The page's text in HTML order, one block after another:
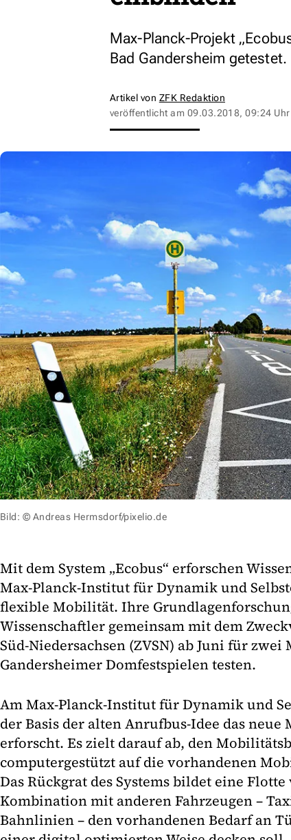
Max-Planck-Projekt
Bad Gandersheim getestet.
Artikel von ZFK Redaktion
veröffentlicht am 09.03.2018, 09:24 Uhr
Bild: © Andreas Hermsdorf/pixelio.de
Mit dem System „Ecobus“ erforschen
Max-Planck-Institut für Dynamik und
flexible Mobilität. Ihre
Wissenschaftler gemeinsam mit dem
Süd-Niedersachsen (ZVSN) ab Juni für zwei
Gandersheimer Domfestspielen testen.
Am Max-Planck-Institut für Dynamik und
der Basis der alten Anrufbus-Idee das
erforscht. Es zielt darauf ab, den
computergestützt auf die vorhandenen
Das Rückgrat des Systems bildet eine
Kombination mit anderen Fahrzeugen –
Bahnlinien – den vorhandenen Bedarf an